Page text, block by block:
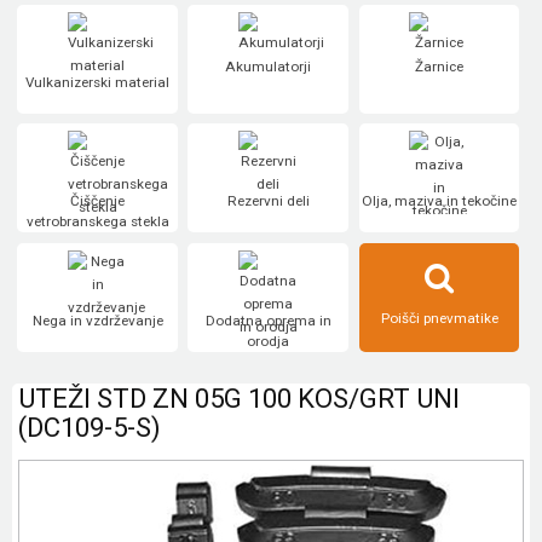
Vulkanizerski material
Akumulatorji Žarnice
Čiščenje
vetrobranskega stekla
Rezervni deli Olja, maziva in tekočine
Nega in vzdrževanje
Dodatna oprema in
orodja
Poišči pnevmatike
UTEŽI STD ZN 05G 100 KOS/GRT UNI
(DC109-5-S)